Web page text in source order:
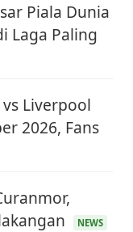
Piala Dunia
Laga Paling
Liverpool
2026, Fans
NEWS